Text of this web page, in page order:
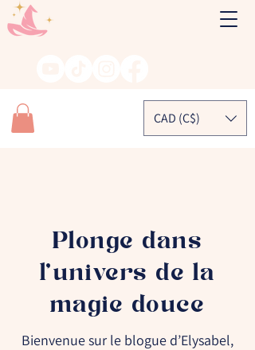
CAD (C$)
Plonge dans
l’univers de la
magie douce
Bienvenue sur le blogue d’Elysabel,